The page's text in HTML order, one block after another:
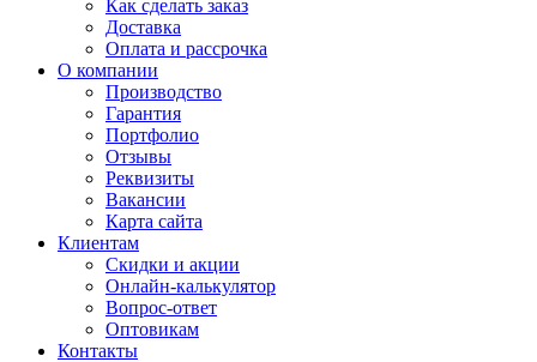
Как сделать заказ
Доставка
Оплата и рассрочка
О компании
Производство
Гарантия
Портфолио
Отзывы
Реквизиты
Вакансии
Карта сайта
Клиентам
Скидки и акции
Онлайн-калькулятор
Вопрос-ответ
Оптовикам
Контакты